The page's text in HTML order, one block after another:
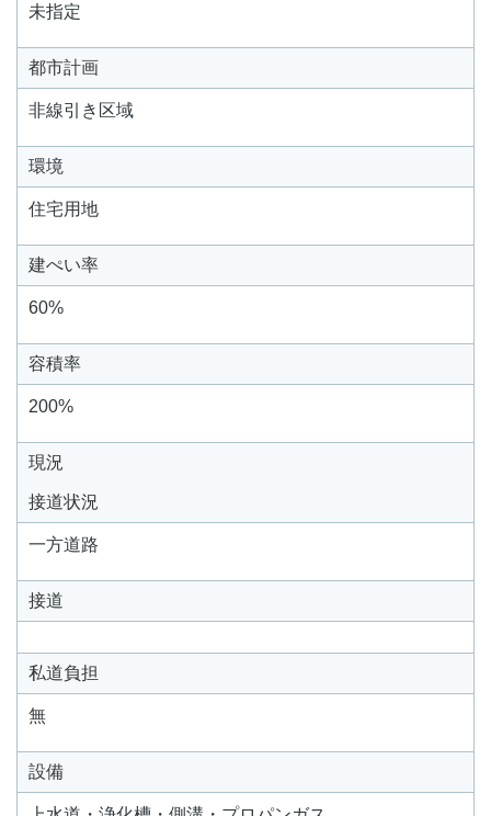
未指定
都市計画
非線引き区域
環境
住宅用地
建ぺい率
60%
容積率
200%
現況
接道状況
一方道路
接道
私道負担
無
設備